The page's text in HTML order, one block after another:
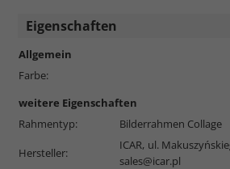
Eigenschaften
Allgemein
Farbe:
weitere Eigenschaften
Rahmentyp:
Bilderrahmen Collage
Hersteller:
ICAR, ul.
sales@icar.pl